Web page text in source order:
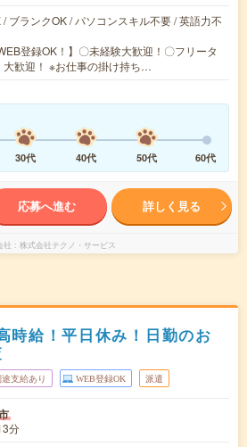
ブランクOK / パソコンスキル不要 / 英語力不
登録OK！】〇未経験大歓迎！〇フリータ
歓迎！ ※お仕事の掛け持ち…
30代 40代 50代 60代
応募へ進む 詳しく見る
社 株式会社テクノ・サービス
時給！平日休み！日勤のお
支給あり WEB登録OK 派遣
分